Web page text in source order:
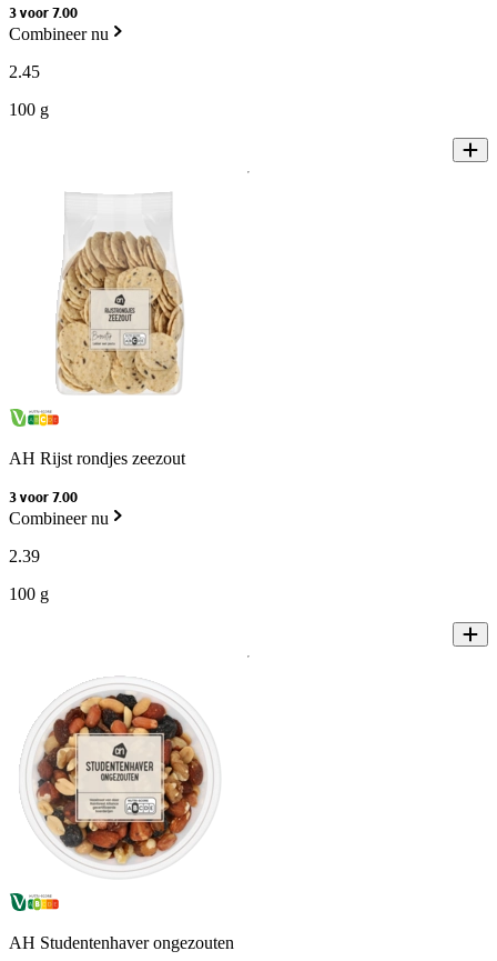
3 voor 7.00
Combineer nu
2.45
100 g
AH Rijst rondjes zeezout
3 voor 7.00
Combineer nu
2.39
100 g
AH Studentenhaver ongezouten